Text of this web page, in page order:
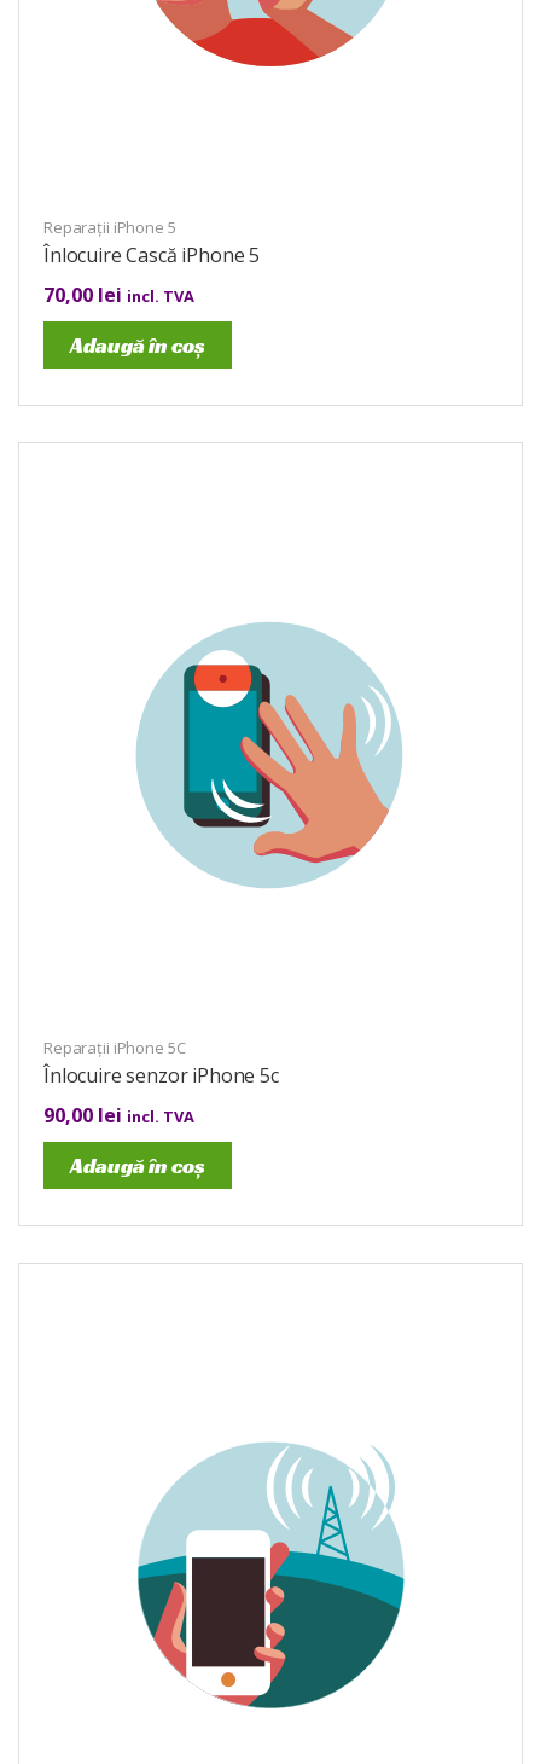
Reparații iPhone 5
Înlocuire Cască iPhone 5
70,00 lei incl. TVA
Adaugă în coș
Reparații iPhone 5C
Înlocuire senzor iPhone 5c
90,00 lei incl. TVA
Adaugă în coș